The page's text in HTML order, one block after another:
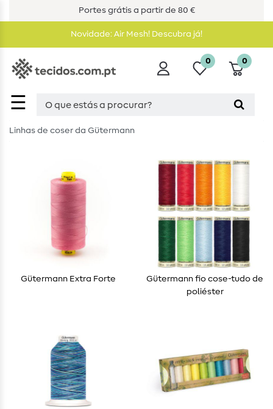
Portes grátis a partir de 80 €
Novidade: Air Mesh! Descubra já!
☰
0 0
Linhas de coser da Gütermann
Gütermann Extra Forte
Gütermann fio cose-tudo de
poliéster